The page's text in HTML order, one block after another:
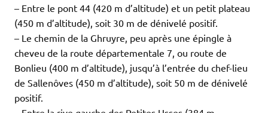
– Entre le pont 44 (420 m d’altitude) et un petit plateau
(450 m d’altitude), soit 30 m de dénivelé positif.
– Le chemin de la Ghruyre, peu après une épingle à
cheveu de la route départementale 7, ou route de
Bonlieu (400 m d’altitude), jusqu’à l’entrée du chef-lieu
de Sallenôves (450 m d’altitude), soit 50 m de dénivelé
positif.